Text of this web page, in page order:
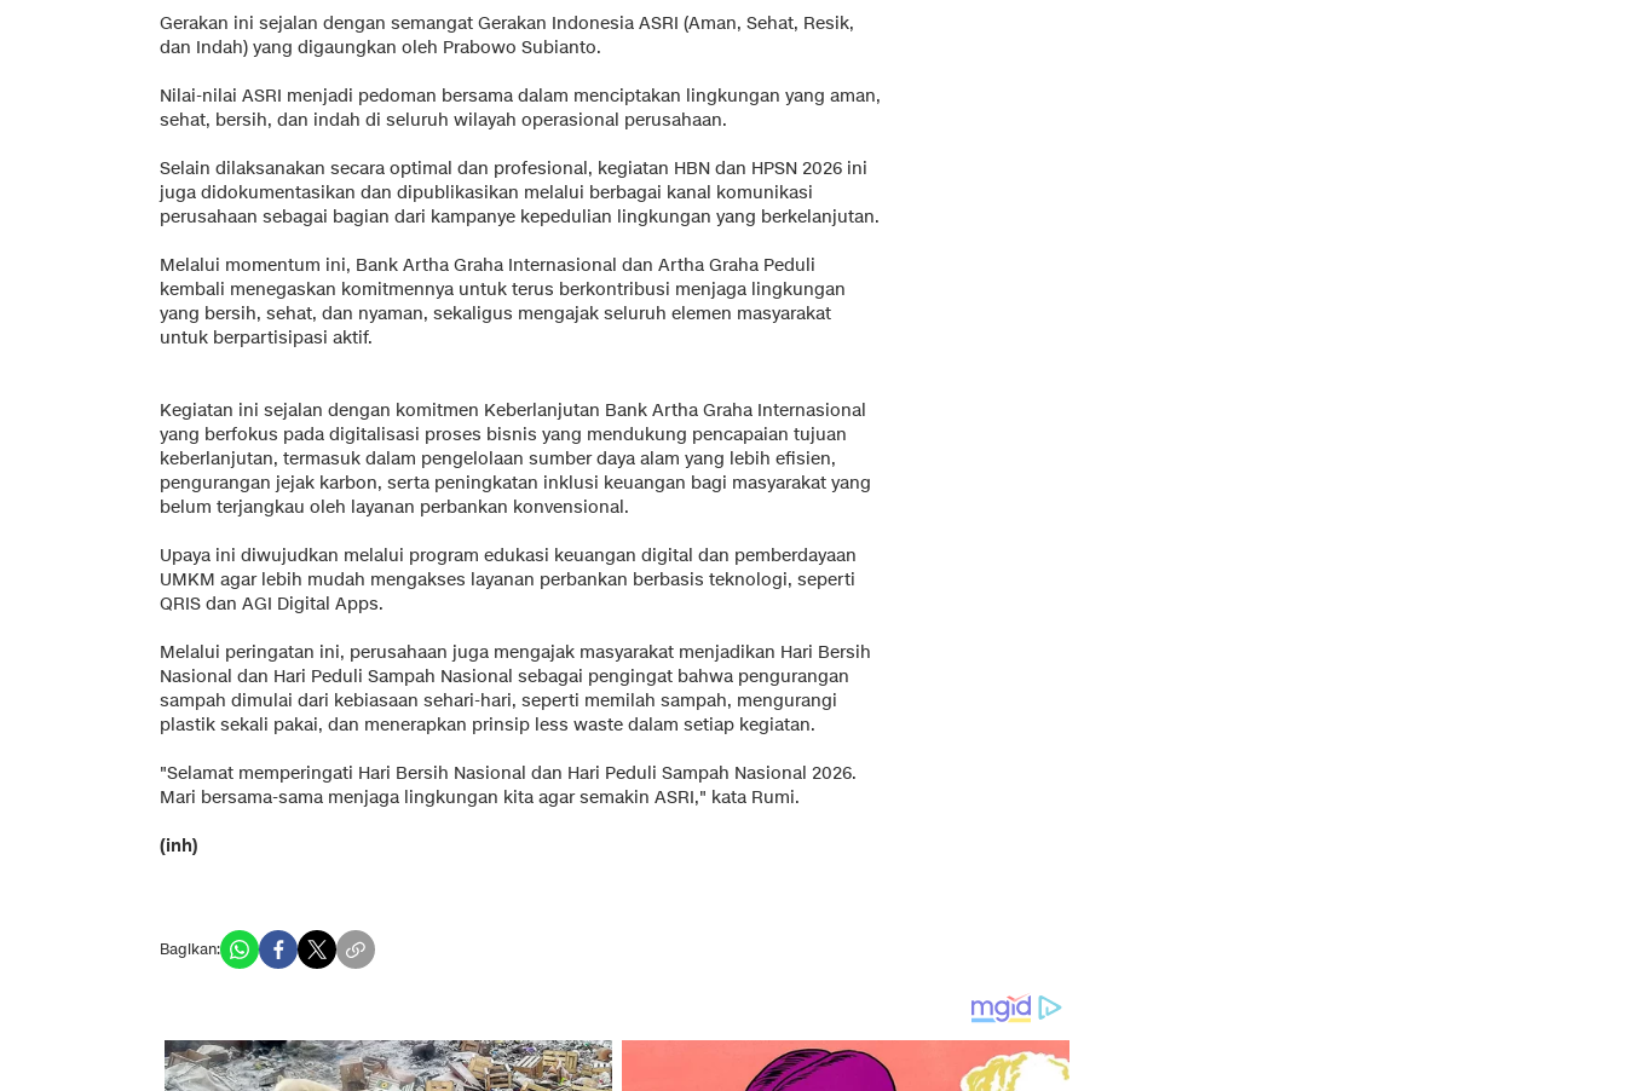
Gerakan ini sejalan dengan semangat Gerakan Indonesia ASRI (Aman, Sehat, Resik,
dan Indah) yang digaungkan oleh Prabowo Subianto.
Nilai-nilai ASRI menjadi pedoman bersama dalam menciptakan lingkungan yang aman,
sehat, bersih, dan indah di seluruh wilayah operasional perusahaan.
Selain dilaksanakan secara optimal dan profesional, kegiatan HBN dan HPSN 2026 ini
juga didokumentasikan dan dipublikasikan melalui berbagai kanal komunikasi
perusahaan sebagai bagian dari kampanye kepedulian lingkungan yang berkelanjutan.
Melalui momentum ini, Bank Artha Graha Internasional dan Artha Graha Peduli
kembali menegaskan komitmennya untuk terus berkontribusi menjaga lingkungan
yang bersih, sehat, dan nyaman, sekaligus mengajak seluruh elemen masyarakat
untuk berpartisipasi aktif.
Kegiatan ini sejalan dengan komitmen Keberlanjutan Bank Artha Graha Internasional
yang berfokus pada digitalisasi proses bisnis yang mendukung pencapaian tujuan
keberlanjutan, termasuk dalam pengelolaan sumber daya alam yang lebih efisien,
pengurangan jejak karbon, serta peningkatan inklusi keuangan bagi masyarakat yang
belum terjangkau oleh layanan perbankan konvensional.
Upaya ini diwujudkan melalui program edukasi keuangan digital dan pemberdayaan
UMKM agar lebih mudah mengakses layanan perbankan berbasis teknologi, seperti
QRIS dan AGI Digital Apps.
Melalui peringatan ini, perusahaan juga mengajak masyarakat menjadikan Hari Bersih
Nasional dan Hari Peduli Sampah Nasional sebagai pengingat bahwa pengurangan
sampah dimulai dari kebiasaan sehari-hari, seperti memilah sampah, mengurangi
plastik sekali pakai, dan menerapkan prinsip less waste dalam setiap kegiatan.
"Selamat memperingati Hari Bersih Nasional dan Hari Peduli Sampah Nasional 2026.
Mari bersama-sama menjaga lingkungan kita agar semakin ASRI," kata Rumi.
(inh)
Bagikan: